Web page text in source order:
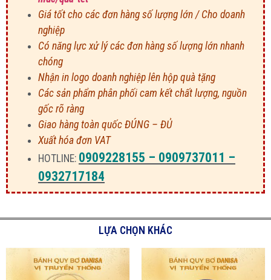
Giá tốt cho các đơn hàng số lượng lớn / Cho doanh
nghiệp
Có năng lực xử lý các đơn hàng số lượng lớn nhanh
chóng
Nhận in logo doanh nghiệp lên hộp quà tặng
Các sản phẩm phân phối cam kết chất lượng, nguồn
gốc rõ ràng
Giao hàng toàn quốc ĐÚNG – ĐỦ
Xuất hóa đơn VAT
HOTLINE: 0909228155 – 0909737011 –
0932717184
LỰA CHỌN KHÁC